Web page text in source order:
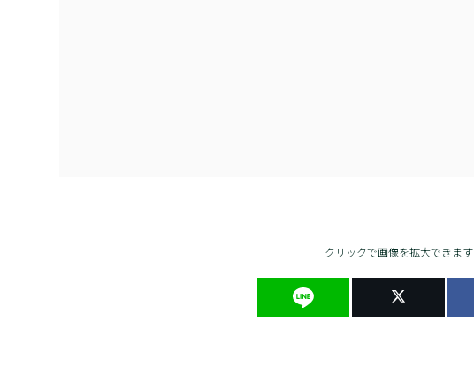
クリックで画像を拡大できます